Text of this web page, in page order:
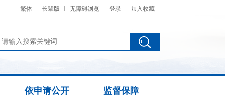
繁体 长辈版 无障碍浏览 登录 加入收藏
依申请公开 监督保障